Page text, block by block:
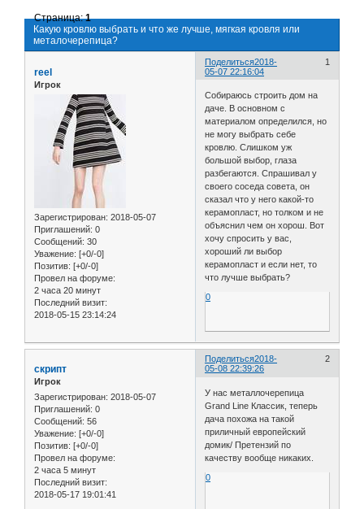
Какую кровлю выбрать и что же лучше, мягкая кровля или
металочерепица?
Страница:1
Поделиться 1
2018-
05-07 22:16:04
reel
Игрок
Зарегистрирован: 2018-05-07
Приглашений: 0
Сообщений: 30
Уважение: [+0/-0]
Позитив: [+0/-0]
Провел на форуме:
2 часа 20 минут
Последний визит:
2018-05-15 23:14:24
Собираюсь строить дом на
даче. В основном с
материалом определился, но
не могу выбрать себе
кровлю. Слишком уж
большой выбор, глаза
разбегаются. Спрашивал у
своего соседа совета, он
сказал что у него какой-то
керамопласт, но толком и не
объяснил чем он хорош. Вот
хочу спросить у вас,
хороший ли выбор
керамопласт и если нет, то
что лучше выбрать?
0
Поделиться 2
2018-
05-08 22:39:26
скрипт
Игрок
Зарегистрирован: 2018-05-07
Приглашений: 0
Сообщений: 56
Уважение: [+0/-0]
Позитив: [+0/-0]
Провел на форуме:
2 часа 5 минут
Последний визит:
2018-05-17 19:01:41
У нас металлочерепица
Grand Line Классик, теперь
дача похожа на такой
приличный европейский
домик/ Претензий по
качеству вообще никаких.
0